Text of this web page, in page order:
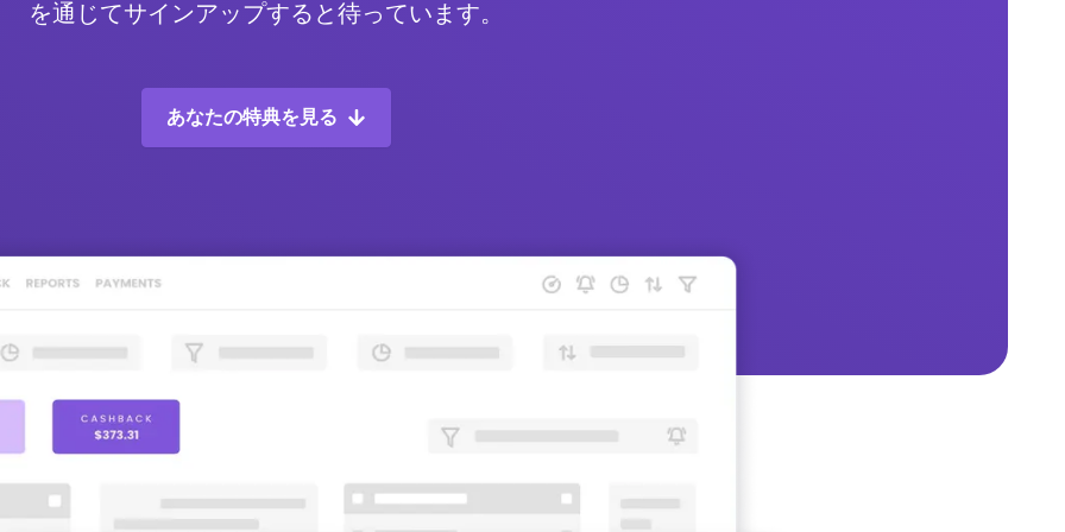
を通じてサインアップすると待っています。
あなたの特典を見る